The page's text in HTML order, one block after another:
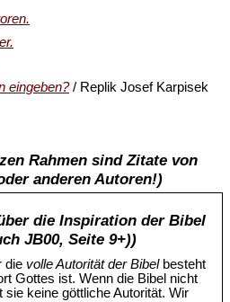
eingeben?/ Replik Josef Karpisek
Rahmen sind Zitate von
anderen Autoren!)
die Inspiration der Bibel
JB00, Seite 9+))
die volle Autorität der Bibelbesteht
Gottes ist. Wenn die Bibel nicht
keine göttliche Autorität. Wir